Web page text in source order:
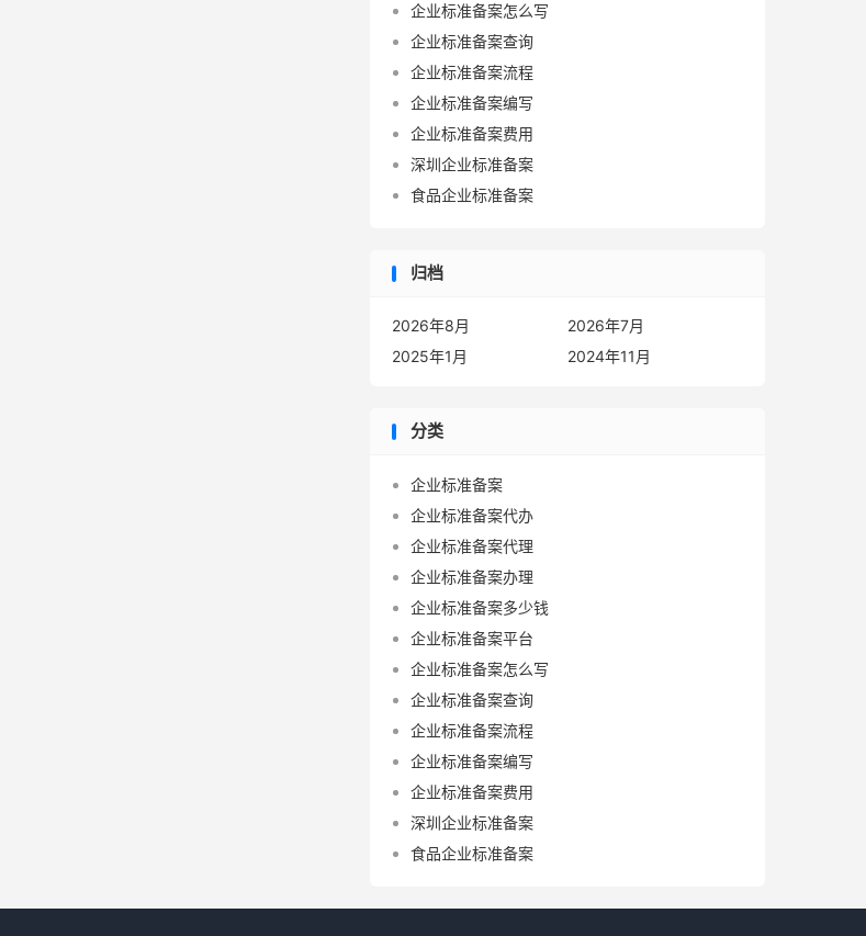
企业标准备案怎么写
企业标准备案查询
企业标准备案流程
企业标准备案编写
企业标准备案费用
深圳企业标准备案
食品企业标准备案
归档
2026年8月
2026年7月
2025年1月
2024年11月
分类
企业标准备案
企业标准备案代办
企业标准备案代理
企业标准备案办理
企业标准备案多少钱
企业标准备案平台
企业标准备案怎么写
企业标准备案查询
企业标准备案流程
企业标准备案编写
企业标准备案费用
深圳企业标准备案
食品企业标准备案